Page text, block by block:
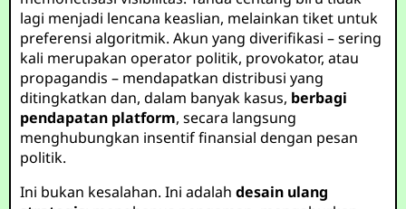
lagi menjadi lencana keaslian, melainkan tiket untuk
preferensi algoritmik. Akun yang diverifikasi – sering
kali merupakan operator politik, provokator, atau
propagandis – mendapatkan distribusi yang
ditingkatkan dan, dalam banyak kasus, berbagi
pendapatan platform, secara langsung
menghubungkan insentif finansial dengan pesan
politik.
Ini bukan kesalahan. Ini adalahdesain ulang